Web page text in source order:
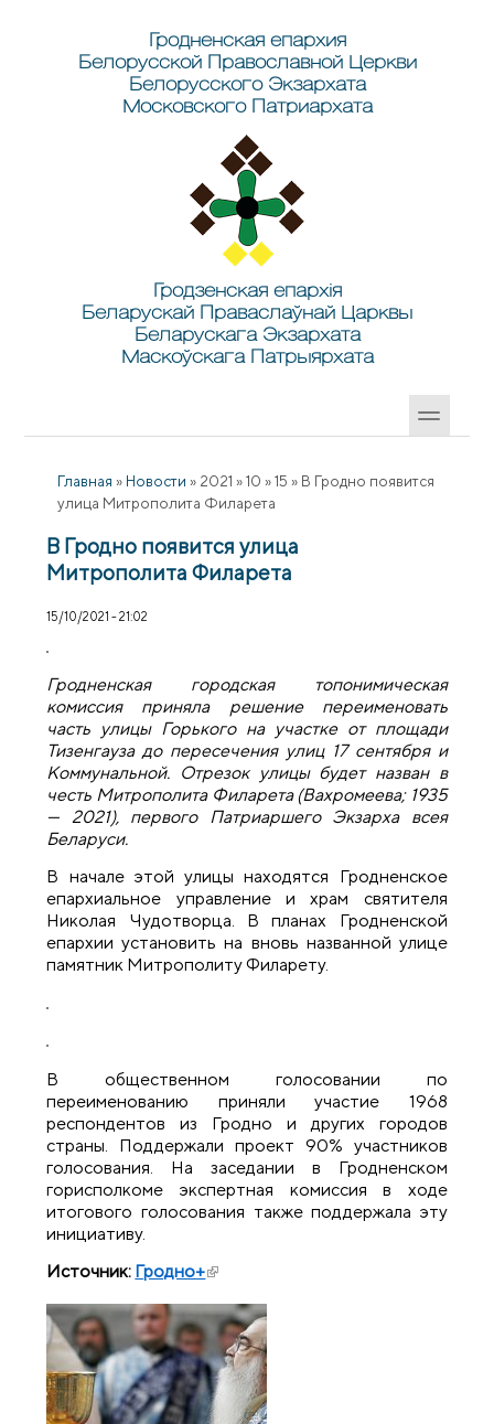
Гродненская епархия
Белорусской Православной Церкви
Белорусского Экзархата
Московского Патриархата
Гродзенская епархія
Беларускай Праваслаўнай Царквы
Беларускага Экзархата
Маскоўскага Патрыярхата
Главная » Новости » 2021 » 10 » 15 » В Гродно появится
улица Митрополита Филарета
В Гродно появится улица
Митрополита Филарета
15/10/2021 - 21:02
Гродненская городская топонимическая
комиссия приняла решение переименовать
часть улицы Горького на участке от площади
Тизенгауза до пересечения улиц 17 сентября и
Коммунальной. Отрезок улицы будет назван в
честь Митрополита Филарета (Вахромеева; 1935
— 2021), первого Патриаршего Экзарха всея
Беларуси.
В начале этой улицы находятся Гродненское
епархиальное управление и храм святителя
Николая Чудотворца. В планах Гродненской
епархии установить на вновь названной улице
памятник Митрополиту Филарету.
В общественном голосовании по
переименованию приняли участие 1968
респондентов из Гродно и других городов
страны. Поддержали проект 90% участников
голосования. На заседании в Гродненском
горисполкоме экспертная комиссия в ходе
итогового голосования также поддержала эту
инициативу.
Источник: Гродно+(внешняя ссылка)